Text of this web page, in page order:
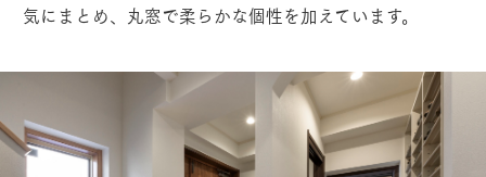
気にまとめ、丸窓で柔らかな個性を加えています。